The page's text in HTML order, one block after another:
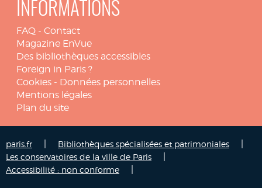
INFORMATIONS
FAQ - Contact
Magazine EnVue
Des bibliothèques accessibles
Foreign in Paris ?
Cookies - Données personnelles
Mentions légales
Plan du site
paris.fr Bibliothèques spécialisées et patrimoniales
Les conservatoires de la ville de Paris
Accessibilité : non conforme